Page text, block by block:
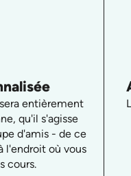
entièrement
qu'il s'agisse
d'amis - de ce
l'endroit où vous
cours.